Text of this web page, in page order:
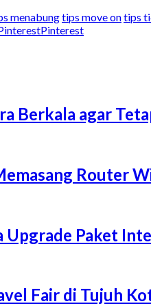
menabungtips move ontips
Pinterest
Berkala agar
Router
Upgrade Paket
Fair di Tujuh